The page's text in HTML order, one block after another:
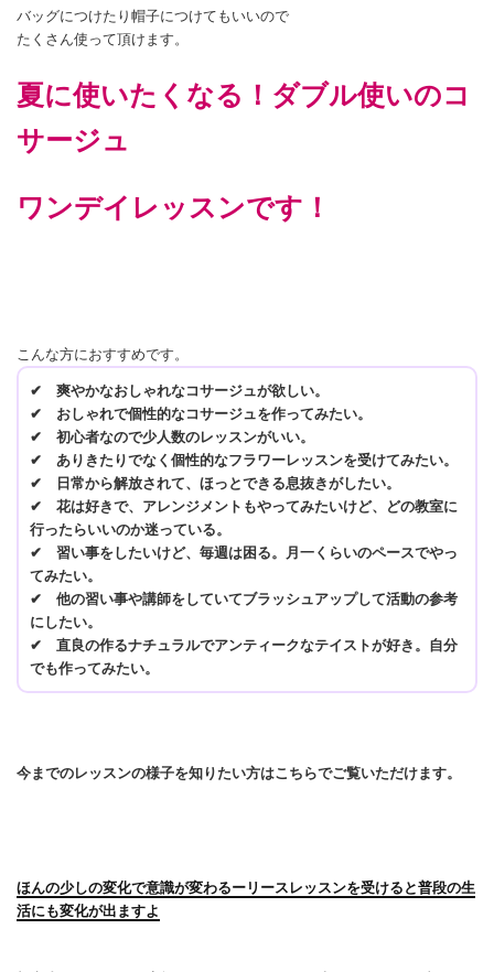
バッグにつけたり帽子につけてもいいので
たくさん使って頂けます。
夏に使いたくなる！ダブル使いのコ
サージュ
ワンデイレッスンです！
こんな方におすすめです。
✔ 爽やかなおしゃれなコサージュが欲しい。
✔ おしゃれで個性的なコサージュを作ってみたい。
✔ 初心者なので少人数のレッスンがいい。
✔ ありきたりでなく個性的なフラワーレッスンを受けてみたい。
✔ 日常から解放されて、ほっとできる息抜きがしたい。
✔ 花は好きで、アレンジメントもやってみたいけど、どの教室に
行ったらいいのか迷っている。
✔ 習い事をしたいけど、毎週は困る。月一くらいのペースでやっ
てみたい。
✔ 他の習い事や講師をしていてブラッシュアップして活動の参考
にしたい。
✔ 直良の作るナチュラルでアンティークなテイストが好き。自分
でも作ってみたい。
今までのレッスンの様子を知りたい方はこちらでご覧いただけます。
ほんの少しの変化で意識が変わるーリースレッスンを受けると普段の生
活にも変化が出ますよ